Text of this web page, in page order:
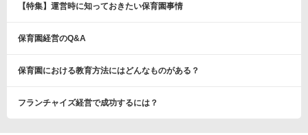
【特集】運営時に知っておきたい保育園事情
保育園経営のQ&A
保育園における教育方法にはどんなものがある？
フランチャイズ経営で成功するには？